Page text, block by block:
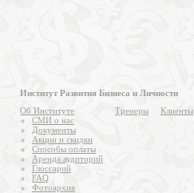
Институт Развития Бизнеса и Личности
Об Институте
СМИ о нас
Документы
Акции и скидки
Способы оплаты
Аренда аудиторий
Глоссарий
FAQ
Фотоархив
Тренеры Клиенты